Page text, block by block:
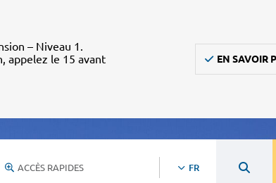
– Niveau 1.
appelez le 15 avant
EN SAVOIR
ACCÈS RAPIDES FR